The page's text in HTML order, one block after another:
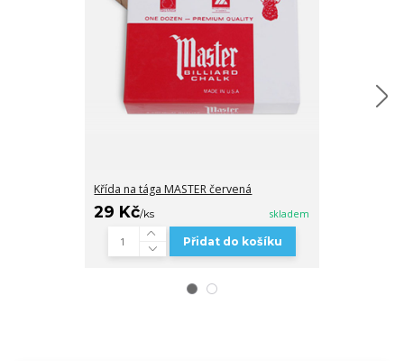
Křída na tága MASTER červená
29 Kč/ks skladem
Přidat do košíku